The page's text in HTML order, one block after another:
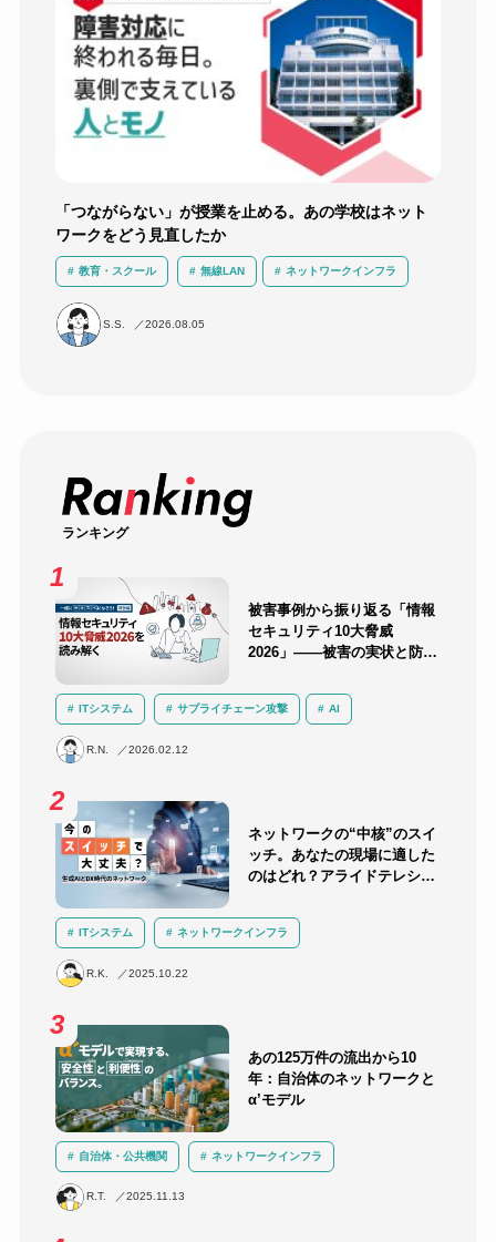
「つながらない」が授業を止める。あの学校はネット
ワークをどう見直したか
教育・スクール 無線LAN ネットワークインフラ
ICT活用
S.S.
2026.08.05
ランキング
被害事例から振り返る「情報
セキュリティ10大脅威
2026」――被害の実状と防御
ITシステム サプライチェーン攻撃 AI
サイバー攻撃 セキュリティ
R.N. 2026.02.12
ネットワークの“中核”のスイ
ッチ。あなたの現場に適した
のはどれ？アライドテレシス
説！
ITシステム ネットワークインフラ
ネットワーク機器選定
R.K. 2025.10.22
あの125万件の流出から10
年：自治体のネットワークと
α’モデル
自治体・公共機関 ネットワークインフラ
セキュリティ
R.T. 2025.11.13